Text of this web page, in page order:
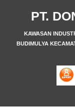
PT.
KAWASAN
BUDIMULYA